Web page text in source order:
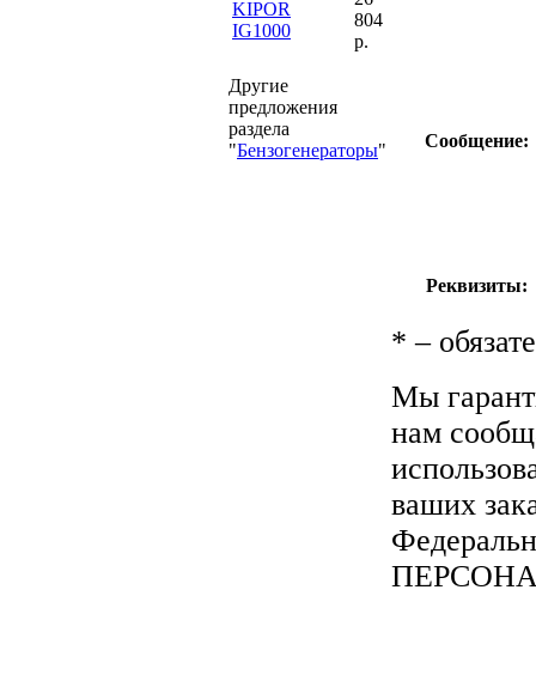
KIPOR
IG1000
804
р.
Другие
предложения
раздела
"Бензогенераторы" Сообщение:
Реквизиты:
* –
Мы
нам
ваших